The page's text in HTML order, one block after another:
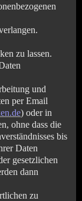
zu lassen.
und
per Email
) oder in
ohne dass die
bis
Daten
gesetzlichen
dann
zu